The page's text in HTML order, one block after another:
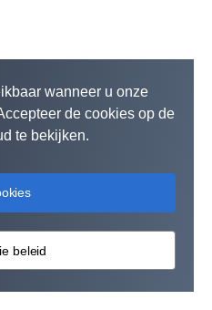
wanneer u onze
de cookies op de
te bekijken.
beleid